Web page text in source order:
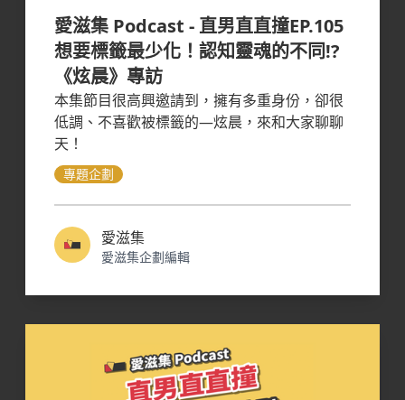
愛滋集 Podcast - 直男直直撞EP.105
想要標籤最少化！認知靈魂的不同!?
《炫晨》專訪
本集節目很高興邀請到，擁有多重身份，卻很
低調、不喜歡被標籤的—炫晨，來和大家聊聊
天！
專題企劃
愛滋集
愛滋集企劃編輯